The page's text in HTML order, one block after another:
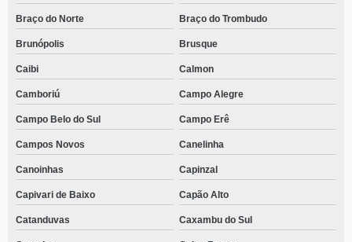
Braço do Norte Braço do Trombudo
Brunópolis Brusque
Caibi Calmon
Camboriú Campo Alegre
Campo Belo do Sul Campo Erê
Campos Novos Canelinha
Canoinhas Capinzal
Capivari de Baixo Capão Alto
Catanduvas Caxambu do Sul